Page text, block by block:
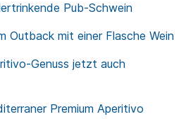
Pub-Schwein
Outback mit einer Flasche Wein
Genuss jetzt auch
Premium Aperitivo